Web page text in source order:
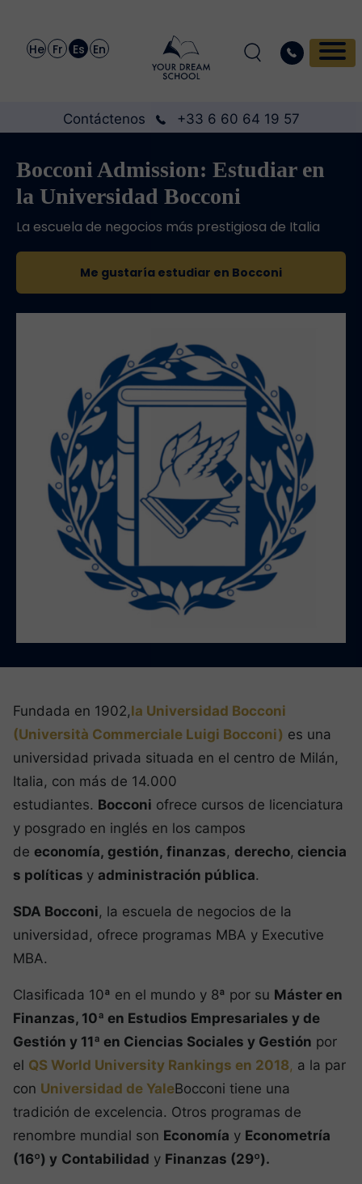
He Fr Es En
Contáctenos +33 6 60 64 19 57
Bocconi Admission: Estudiar en
la Universidad Bocconi
La escuela de negocios más prestigiosa de Italia
Me gustaría estudiar en Bocconi
Fundada en 1902,la Universidad Bocconi
(Università Commerciale Luigi Bocconi) es una
universidad privada situada en el centro de Milán,
Italia, con más de 14.000
estudiantes. Bocconi ofrece cursos de licenciatura
y posgrado en inglés en los campos
de economía, gestión, finanzas, derecho, ciencia
s políticas y administración pública.
SDA Bocconi, la escuela de negocios de la
universidad, ofrece programas MBA y Executive
MBA.
Clasificada 10ª en el mundo y 8ª por su Máster en
Finanzas, 10ª en Estudios Empresariales y de
Gestión y 11ª en Ciencias Sociales y Gestión por
el QS World University Rankings en 2018, a la par
con Universidad de YaleBocconi tiene una
tradición de excelencia. Otros programas de
renombre mundial son Economía y Econometría
(16º) y Contabilidad y Finanzas (29º).